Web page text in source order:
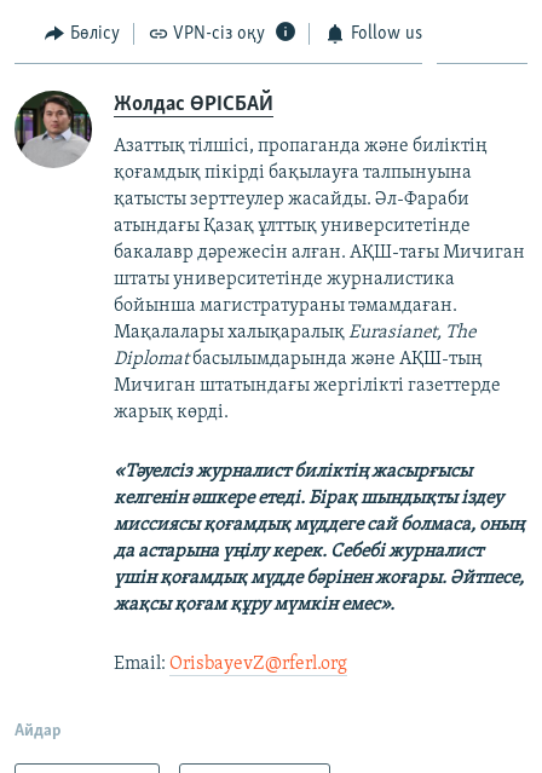
Бөлісу VPN-сіз оқу Follow us
Жолдас ӨРІСБАЙ
Азаттық тілшісі, пропаганда және биліктің
қоғамдық пікірді бақылауға талпынуына
қатысты зерттеулер жасайды. Әл-Фараби
атындағы Қазақ ұлттық университетінде
бакалавр дәрежесін алған. АҚШ-тағы Мичиган
штаты университетінде журналистика
бойынша магистратураны тәмамдаған.
Мақалалары халықаралықEurasianet, The
Diplomatбасылымдарында және АҚШ-тың
Мичиган штатындағы жергілікті газеттерде
жарық көрді.
«Тәуелсіз журналист биліктің жасырғысы
келгенін әшкере етеді. Бірақ шындықты іздеу
миссиясы қоғамдық мүддеге сай болмаса, оның
да астарына үңілу керек. Себебі журналист
үшін қоғамдық мүдде бәрінен жоғары. Әйтпесе,
жақсы қоғам құру мүмкін емес».
Email: OrisbayevZ@rferl.org
Айдар